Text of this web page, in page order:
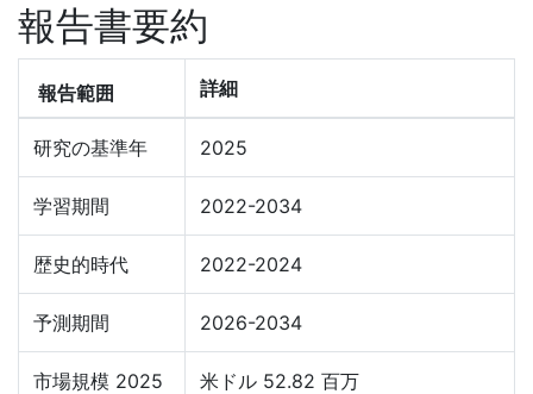
報告書要約
報告範囲 詳細
研究の基準年 2025
学習期間 2022-2034
歴史的時代 2022-2024
予測期間 2026-2034
市場規模 2025 米ドル 52.82 百万